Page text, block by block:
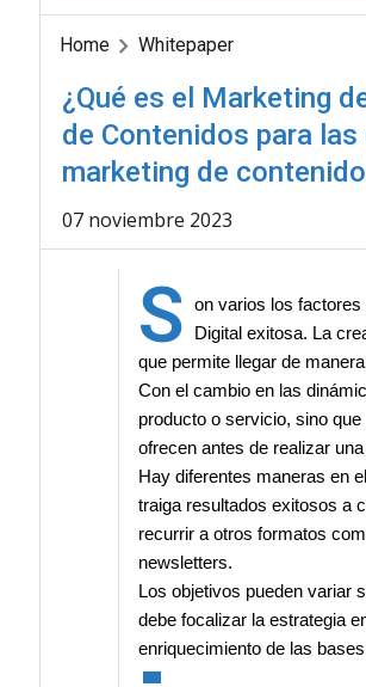
Home Whitepaper
¿Qué es el Marketing
de Contenidos para
marketing de
07 noviembre 2023
S
on varios los factores
Digital exitosa. La
que permite llegar de
Con el cambio en las
producto o servicio, sino
ofrecen antes de realizar
Hay diferentes maneras en
traiga resultados exitosos a
recurrir a otros formatos
newsletters.
Los objetivos pueden variar
debe focalizar la estrategia
enriquecimiento de las